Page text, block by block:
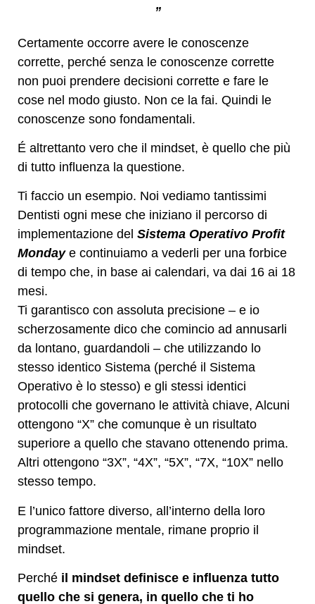
”
Certamente occorre avere le conoscenze
corrette, perché senza le conoscenze corrette
non puoi prendere decisioni corrette e fare le
cose nel modo giusto. Non ce la fai. Quindi le
conoscenze sono fondamentali.
É altrettanto vero che il mindset, è quello che più
di tutto influenza la questione.
Ti faccio un esempio. Noi vediamo tantissimi
Dentisti ogni mese che iniziano il percorso di
implementazione del Sistema Operativo Profit
Mondaye continuiamo a vederli per una forbice
di tempo che, in base ai calendari, va dai 16 ai 18
mesi.
Ti garantisco con assoluta precisione – e io
scherzosamente dico che comincio ad annusarli
da lontano, guardandoli – che utilizzando lo
stesso identico Sistema (perché il Sistema
Operativo è lo stesso) e gli stessi identici
protocolli che governano le attività chiave, Alcuni
ottengono “X” che comunque è un risultato
superiore a quello che stavano ottenendo prima.
Altri ottengono “3X”, “4X”, “5X”, “7X, “10X” nello
stesso tempo.
E l’unico fattore diverso, all’interno della loro
programmazione mentale, rimane proprio il
mindset.
Perché il mindset definisce e influenza tutto
quello che si genera, in quello che ti ho